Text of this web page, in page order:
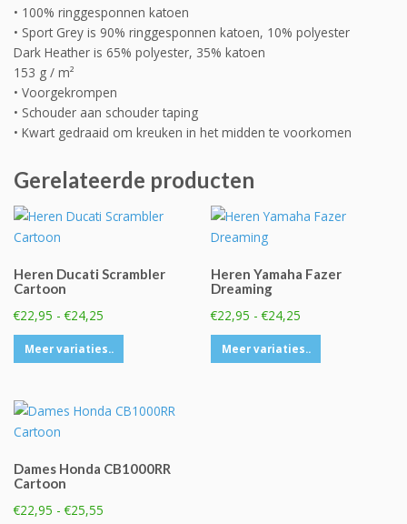
• 100% ringgesponnen katoen
• Sport Grey is 90% ringgesponnen katoen, 10% polyester
Dark Heather is 65% polyester, 35% katoen
153 g / m²
• Voorgekrompen
• Schouder aan schouder taping
• Kwart gedraaid om kreuken in het midden te voorkomen
Gerelateerde producten
Heren Ducati Scrambler
Cartoon
€22,95 - €24,25
€22,95
tot
Meer variaties..
product
meerdere
optie
Heren Yamaha Fazer
Dreaming
€22,95 - €24,25
€22,95
tot
Meer variaties..
product
Dames Honda CB1000RR
Cartoon
€22,95 - €25,55